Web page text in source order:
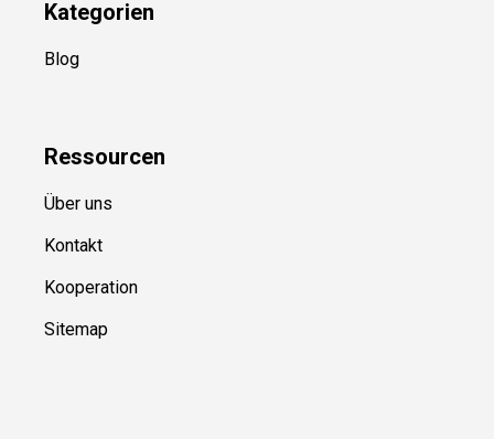
Kategorien
Blog
Ressourcen
Über uns
Kontakt
Kooperation
Sitemap